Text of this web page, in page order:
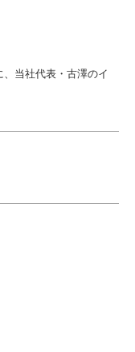
、当社代表・古澤のイ